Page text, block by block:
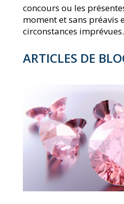
concours ou les
moment et sans préavis
circonstances imprévues.
ARTICLES DE